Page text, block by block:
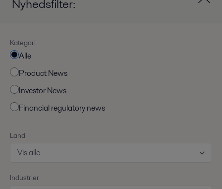
Nyhedsfilter:
Kategori
Alle
Product News
Investor News
Financial regulatory news
Land
Vis alle
Industrier